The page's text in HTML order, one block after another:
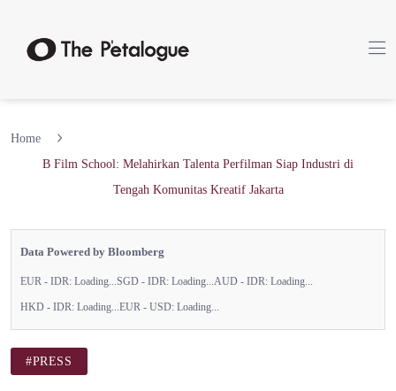
Home
B Film School: Melahirkan Talenta Perfilman Siap Industri di
Tengah Komunitas Kreatif Jakarta
Data Powered by Bloomberg
EUR - IDR: Loading... SGD - IDR: Loading... AUD - IDR: Loading...
HKD - IDR: Loading... EUR - USD: Loading...
#PRESS